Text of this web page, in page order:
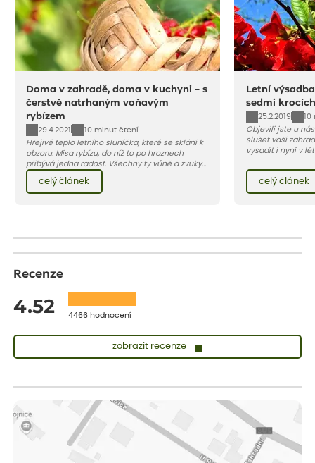
Doma v zahradě, doma v kuchyni – s
čerstvě natrhaným voňavým
rybízem
29.4.2021
10 minut čtení
Hřejivé teplo letního sluníčka, které se sklání k
obzoru. Mísa rybízu, do níž to po hroznech
přibývá jedna radost. Všechny ty vůně a zvuky
červencové zahrady. Sklizeň rybízu do kuchyně
vnese neuvěřitelný klid a radost. A taky trochu
bezstarostnosti dětství při mlsání babiččina
celý článek
Letní
sedmi krocích
25.2.2019
10
Objevili jste u
slušet vaší
vysadit i nyní v
celý rok – nyní
vody než na jaře
celý článek
Recenze
4.52 4466 hodnocení
zobrazit recenze
Vše v pořádku, jsem spokojena.
ověřený nákup
Rostlina mi přišla v dobrém stavu, jsem spokojená.